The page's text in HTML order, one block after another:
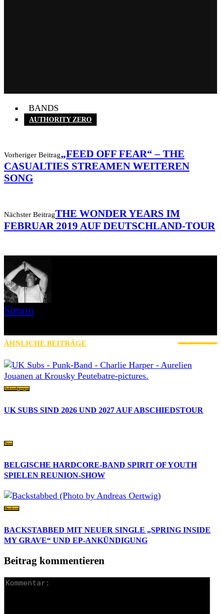
BANDS
AUTHORITY ZERO
Vorheriger Beitrag„FEED OFF FEAR“ – THE
CASUALTIES STREAMEN WEITEREN
SONG
Nächster BeitragTHE WONDER YEARS IM
FEBRUAR 2019 AUF DEUTSCHLAND-TOUR
Simon
ÄHNLICHE BEITRÄGE
Ankündigungen
UK SUBS SIND 2026 UND 2027 AUF ABSCHIEDSTOUR
News
BELGISCHE HARDCORE-BAND SPIRIT OF YOUTH
SPIELEN REUNION-SHOW
Hardcore
BACKSTABBED MIT NEUER SINGLE „SPRING INSIDE
MY GRAVE“ UND EP-ANKÜNDIGUNG
Beitrag kommentieren